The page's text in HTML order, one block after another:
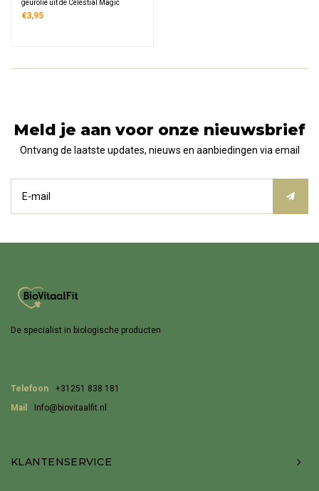
geurolie uit de Celestial Magic
collectie van Pure Works Perfumery.
€3,95
Meld je aan voor onze nieuwsbrief
Ontvang de laatste updates, nieuws en aanbiedingen via email
De specialist in biologische producten
Telefoon
+31251 838 181
Mail
Info@biovitaalfit.nl
KLANTENSERVICE